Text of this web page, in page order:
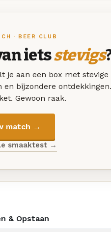
· BEER CLUB
ietsstevigs
je aan een box met stevige
en bijzondere
Gewoon raak.
match →
smaaktest →
& Opstaan